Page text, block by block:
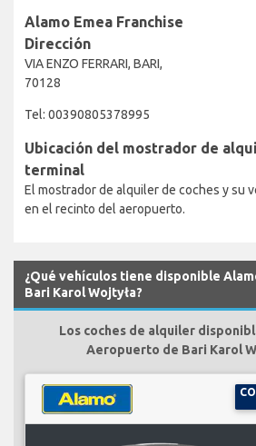
Alamo Emea Franchise
Dirección
VIA ENZO FERRARI, BARI,
70128
Tel: 00390805378995
Ubicación del mostrador de
terminal
El mostrador de alquiler de coches y su
en el recinto del aeropuerto.
¿Qué vehículos tiene disponible
Bari Karol Wojtyła?
Los coches de alquiler
Aeropuerto de Bari Karol